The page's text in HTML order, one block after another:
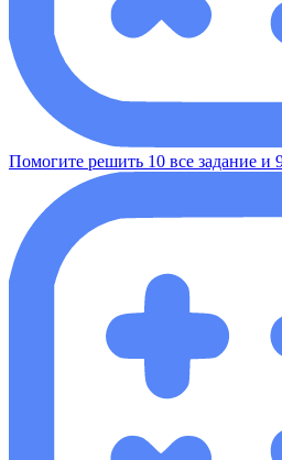
Помогите решить 10 все задание и